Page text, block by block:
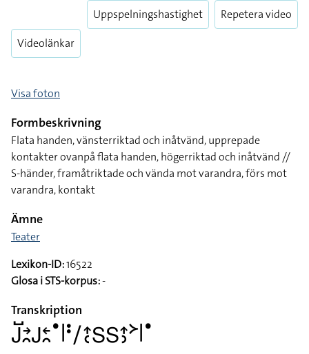
Enter
Videolänkar
Uppspelningshastighet Repetera video
Visa foton
Formbeskrivning
Flata handen, vänsterriktad och inåtvänd, upprepade
kontakter ovanpå flata handen, högerriktad och inåtvänd //
S-händer, framåtriktade och vända mot varandra, förs mot
varandra, kontakt
Ämne
Teater
Lexikon-ID:16522
Glosa i STS-korpus:-
Transkription
􌤢􌤹􌥔􌥘􌤢􌥓􌥘􌤟􌥼􌥻􌥠􌤴􌥗􌥅􌥅􌤴􌤶􌦅􌥼􌤟